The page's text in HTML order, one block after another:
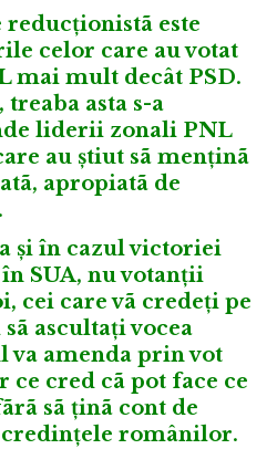
reducționistã este
celor care au votat
mai mult decât PSD.
asta s-a
liderii zonali PNL
au știut sã menținã
apropiatã de
și în cazul victoriei
SUA, nu votanții
cei care vã credeți pe
ascultați vocea
amenda prin vot
ce cred cã pot face ce
sã ținã cont de
românilor.